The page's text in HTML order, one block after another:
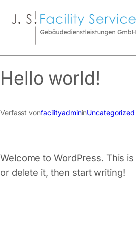
Inhalt
Hello world!
Verfasst vonfacilityadmininUncategorized
Welcome to WordPress. This
or delete it, then start writing!